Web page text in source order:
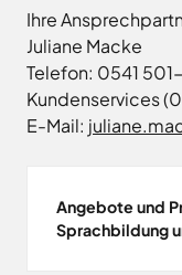
Ihre
Juliane Macke
Telefon: 0541
Kundenservices
E-Mail:
Angebote und
Sprachbildung
Land
Osnabrücker
Land
Hagen
Hasbergen
Hilter
Melle
Ostercappeln